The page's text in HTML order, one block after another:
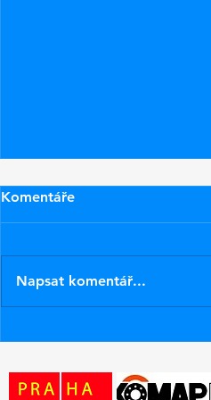
Nové pásky na lyže ZR
Komentáře
Napsat komentář...